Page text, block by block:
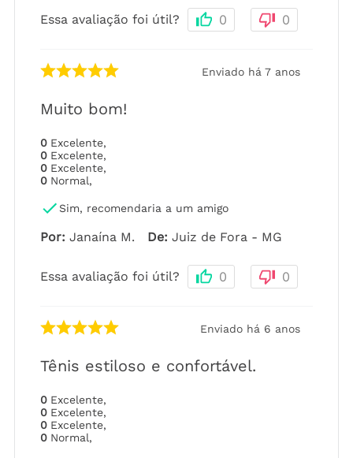
Essa avaliação foi útil? 0 0
Enviado há 7 anos
Muito bom!
0 Excelente,
0 Excelente,
0 Excelente,
0 Normal,
Sim, recomendaria a um amigo
Por: Janaína M. De: Juiz de Fora - MG
Essa avaliação foi útil? 0 0
Enviado há 6 anos
Tênis estiloso e confortável.
0 Excelente,
0 Excelente,
0 Excelente,
0 Normal,